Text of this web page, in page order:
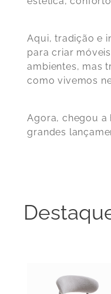
Aqui, tradição e
para criar
ambientes, mas
como vivemos
Agora, chegou a
grandes